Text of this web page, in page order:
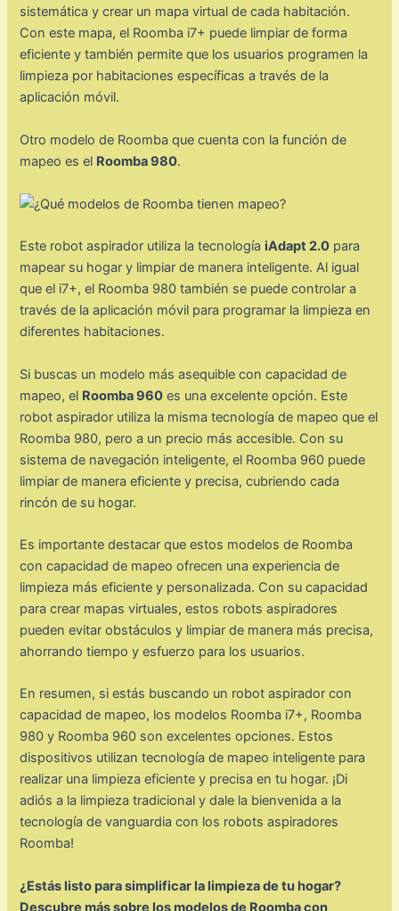
sistemática y crear un mapa virtual de cada habitación.
Con este mapa, el Roomba i7+ puede limpiar de forma
eficiente y también permite que los usuarios programen la
limpieza por habitaciones específicas a través de la
aplicación móvil.
Otro modelo de Roomba que cuenta con la función de
mapeo es el Roomba 980.
Este robot aspirador utiliza la tecnología iAdapt 2.0 para
mapear su hogar y limpiar de manera inteligente. Al igual
que el i7+, el Roomba 980 también se puede controlar a
través de la aplicación móvil para programar la limpieza en
diferentes habitaciones.
Si buscas un modelo más asequible con capacidad de
mapeo, el Roomba 960 es una excelente opción. Este
robot aspirador utiliza la misma tecnología de mapeo que el
Roomba 980, pero a un precio más accesible. Con su
sistema de navegación inteligente, el Roomba 960 puede
limpiar de manera eficiente y precisa, cubriendo cada
rincón de su hogar.
Es importante destacar que estos modelos de Roomba
con capacidad de mapeo ofrecen una experiencia de
limpieza más eficiente y personalizada. Con su capacidad
para crear mapas virtuales, estos robots aspiradores
pueden evitar obstáculos y limpiar de manera más precisa,
ahorrando tiempo y esfuerzo para los usuarios.
En resumen, si estás buscando un robot aspirador con
capacidad de mapeo, los modelos Roomba i7+, Roomba
980 y Roomba 960 son excelentes opciones. Estos
dispositivos utilizan tecnología de mapeo inteligente para
realizar una limpieza eficiente y precisa en tu hogar. ¡Di
adiós a la limpieza tradicional y dale la bienvenida a la
tecnología de vanguardia con los robots aspiradores
Roomba!
¿Estás listo para simplificar la limpieza de tu hogar?
Descubre más sobre los modelos de Roomba con